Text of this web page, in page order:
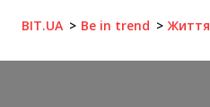
BIT.UA Be in trend Життя